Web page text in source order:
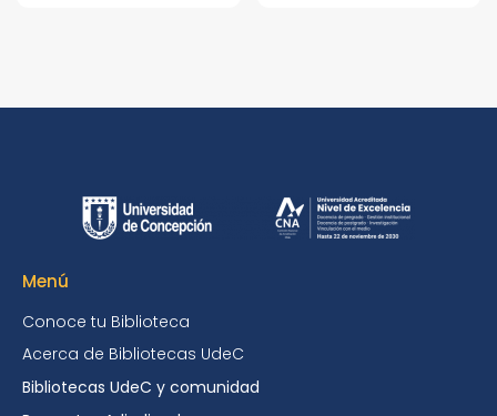
Menú
Conoce tu Biblioteca
Acerca de Bibliotecas UdeC
Bibliotecas UdeC y comunidad